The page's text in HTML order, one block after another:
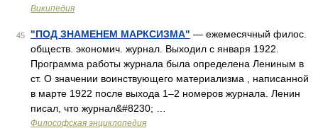
Википедия
45 "ПОД ЗНАМЕНЕМ МАРКСИЗМА" — ежемесячный филос.
обществ. экономич. журнал. Выходил с января 1922.
Программа работы журнала была определена Лениным в
ст. О значении воинствующего материализма , написанной
в марте 1922 после выхода 1–2 номеров журнала. Ленин
писал, что журнал&#8230; …
Философская энциклопедия